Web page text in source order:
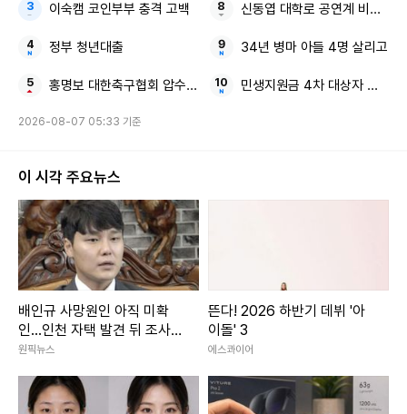
이숙캠 코인부부 충격 고백
정부 청년대출
홍명보 대한축구협회 압수수색
신동엽 대학로 공연계 비하 논
34년 병마 아들 4명 살리고
민생지원금 4차 대상자 전국
2026-08-07 05:33 기준
이 시각 주요뉴스
배인규 사망원인 아직 미확
인...인천 자택 발견 뒤 조사
진행
원픽뉴스
뜬다! 2026 하반기 데뷔 '아
이돌' 3
에스콰이어